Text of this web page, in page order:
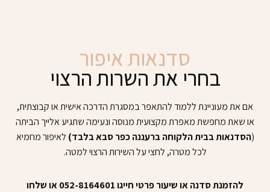
סדנאות איפור
בחרי את השרות הרצוי
אם את מעוניינת ללמוד להתאפר במסגרת הדרכה אישית או קבוצתית,
או שאת מחפשת מאפרת מקצועית מנוסה ונעימה שתגיע אלייך הביתה
(הסדנאות בבית הלקוחה ברעננה כפר סבא בלבד) לאיפור מחמיא
לכל מטרה, לחצי על השירות הרצוי למטה.
להזמנת סדנה או שיעור פרטי חייגו 052-8164601 או שלחו